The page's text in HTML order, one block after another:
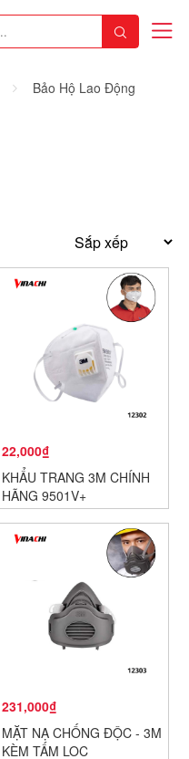
Bảo Hộ Lao Động
22,000₫
KHẨU TRANG 3M CHÍNH
HÃNG 9501V+
231,000₫
MẶT NẠ CHỐNG ĐỘC - 3M
KÈM TẤM LỌC